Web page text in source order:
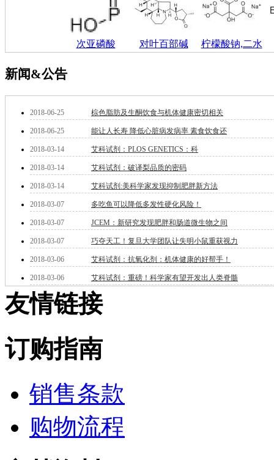
素
钛
钽
锑
酮
烷
肟
钨
硒
锡
锌
溴
吲哚
油
脂
材料科学
替代能源
次亚磷酸 对叶百部碱 柠檬酸钠,二水
新闻&公告
2018-06-25 棕色脂肪及生酮饮食与机体健康密切相关
2018-06-25 能让人长寿 降低心脏病发病率 素食饮食还
2018-03-14 艾科试剂：PLOS GENETICS：科
2018-03-14 艾科试剂：破译梨品质的密码
2018-03-14 艾科试剂:美科学家发现抑制肥胖新方法
2018-03-07 多吃鱼可以降低多发性硬化风险！
2018-03-07 JCEM：新研究发现肥胖和肠道微生物之间
2018-03-07 巧夺天工！复旦大学团队让失明小鼠重获视力
2018-03-06 艾科试剂：抗氧化剂：机体健康的好帮手！
2018-03-06 艾科试剂：重磅！科学家有望开发出人类脊髓
友情链接
订购指南
销售条款
购物流程